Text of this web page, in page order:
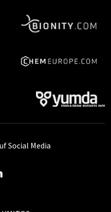
Social Media